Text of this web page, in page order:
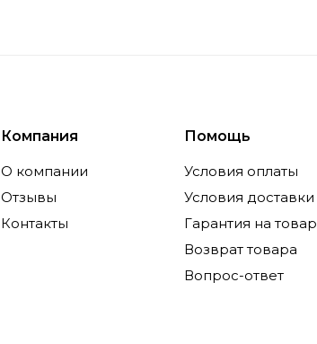
Компания
О компании
Отзывы
Контакты
Помощь
Условия оплаты
Условия доставки
Гарантия на товар
Возврат товара
Вопрос-ответ